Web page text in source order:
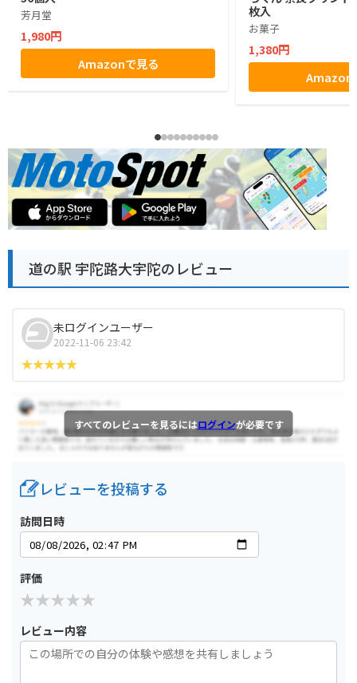
芳月堂
1,980円
Amazonで見る
枚入
お菓子
1,380円
Amazon
道の駅 宇陀路大宇陀のレビュー
未ログインユーザー
2022-11-06 23:42
すべてのレビューを見るにはログインが必要です
レビューを投稿する
訪問日時
評価
レビュー内容